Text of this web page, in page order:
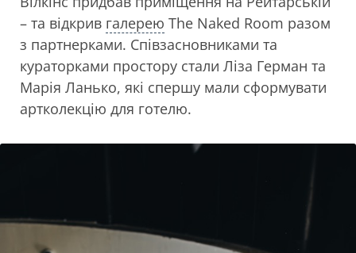
– та відкрив галерею The Naked Room разом
з партнерками. Співзасновниками та
кураторками простору стали Ліза Герман та
Марія Ланько, які спершу мали сформувати
артколекцію для готелю.